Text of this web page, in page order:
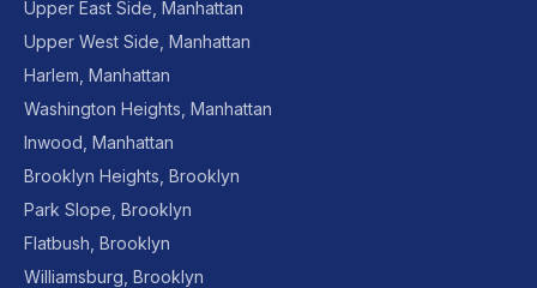
Upper East Side, Manhattan
Upper West Side, Manhattan
Harlem, Manhattan
Washington Heights, Manhattan
Inwood, Manhattan
Brooklyn Heights, Brooklyn
Park Slope, Brooklyn
Flatbush, Brooklyn
Williamsburg, Brooklyn